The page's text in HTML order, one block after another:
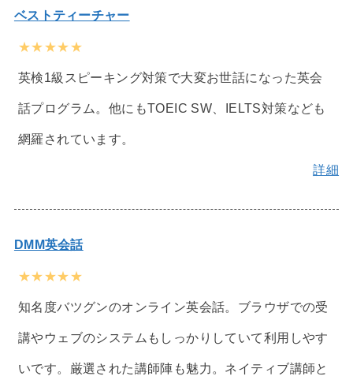
ベストティーチャー
★★★★★
英検1級スピーキング対策で大変お世話になった英会
話プログラム。他にもTOEIC SW、IELTS対策なども
網羅されています。
詳細
DMM英会話
★★★★★
知名度バツグンのオンライン英会話。ブラウザでの受
講やウェブのシステムもしっかりしていて利用しやす
いです。厳選された講師陣も魅力。ネイティブ講師と